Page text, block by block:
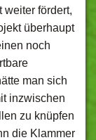
weiter fördert,
überhaupt
noch
man sich
inzwischen
zu knüpfen
die Klammer